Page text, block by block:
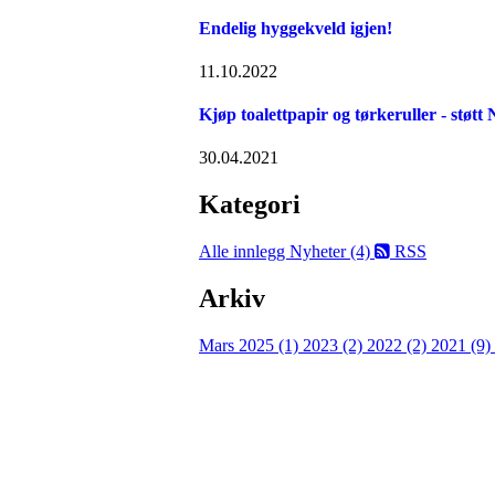
Endelig hyggekveld igjen!
11.10.2022
Kjøp toalettpapir og tørkeruller - støtt
30.04.2021
Kategori
Alle innlegg Nyheter (4) RSS
Arkiv
Mars 2025 (1) 2023 (2) 2022 (2) 2021 (9)